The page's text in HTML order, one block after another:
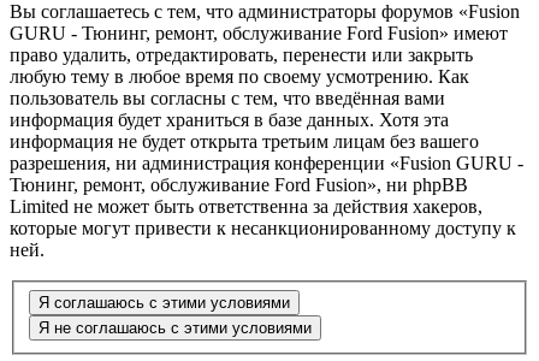
Вы соглашаетесь с тем, что администраторы форумов «Fusion
GURU - Тюнинг, ремонт, обслуживание Ford Fusion» имеют
право удалить, отредактировать, перенести или закрыть
любую тему в любое время по своему усмотрению. Как
пользователь вы согласны с тем, что введённая вами
информация будет храниться в базе данных. Хотя эта
информация не будет открыта третьим лицам без вашего
разрешения, ни администрация конференции «Fusion GURU -
Тюнинг, ремонт, обслуживание Ford Fusion», ни phpBB
Limited не может быть ответственна за действия хакеров,
которые могут привести к несанкционированному доступу к
ней.